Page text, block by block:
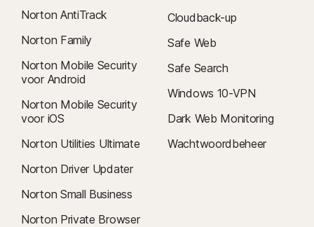
Norton AntiTrack
Norton Family
Norton Mobile Security
voor Android
Norton Mobile Security
voor iOS
Norton Utilities Ultimate
Norton Driver Updater
Norton Small Business
Norton Private Browser
Cloudback-up
Safe Web
Safe Search
Windows 10-VPN
Dark Web Monitoring
Wachtwoordbeheer